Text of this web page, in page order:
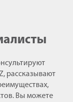
рассказывают
Вы можете